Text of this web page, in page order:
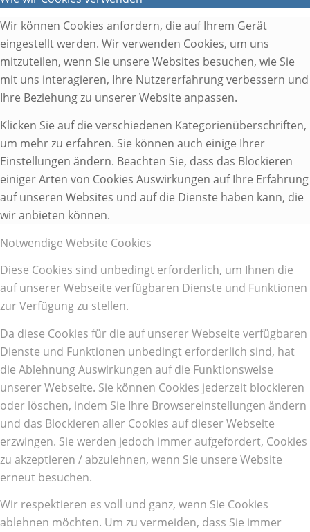
Wir können Cookies anfordern, die auf Ihrem Gerät
eingestellt werden. Wir verwenden Cookies, um uns
mitzuteilen, wenn Sie unsere Websites besuchen, wie Sie
mit uns interagieren, Ihre Nutzererfahrung verbessern und
Ihre Beziehung zu unserer Website anpassen.
Klicken Sie auf die verschiedenen Kategorienüberschriften,
um mehr zu erfahren. Sie können auch einige Ihrer
Einstellungen ändern. Beachten Sie, dass das Blockieren
einiger Arten von Cookies Auswirkungen auf Ihre Erfahrung
auf unseren Websites und auf die Dienste haben kann, die
wir anbieten können.
Notwendige Website Cookies
Diese Cookies sind unbedingt erforderlich, um Ihnen die
auf unserer Webseite verfügbaren Dienste und Funktionen
zur Verfügung zu stellen.
Da diese Cookies für die auf unserer Webseite verfügbaren
Dienste und Funktionen unbedingt erforderlich sind, hat
die Ablehnung Auswirkungen auf die Funktionsweise
unserer Webseite. Sie können Cookies jederzeit blockieren
oder löschen, indem Sie Ihre Browsereinstellungen ändern
und das Blockieren aller Cookies auf dieser Webseite
erzwingen. Sie werden jedoch immer aufgefordert, Cookies
zu akzeptieren / abzulehnen, wenn Sie unsere Website
erneut besuchen.
Wir respektieren es voll und ganz, wenn Sie Cookies
ablehnen möchten. Um zu vermeiden, dass Sie immer